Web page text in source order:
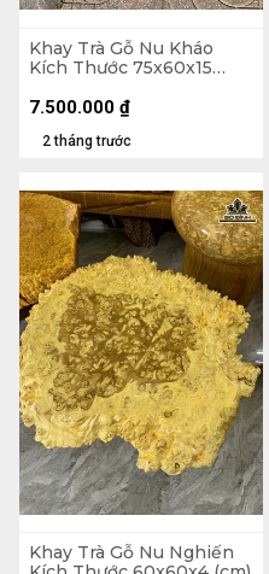
Khay Trà Gỗ Nu Kháo
Kích Thước 75x60x15
2 tháng trước
7.500.000 ₫
Khay Trà Gỗ Nu Nghiến